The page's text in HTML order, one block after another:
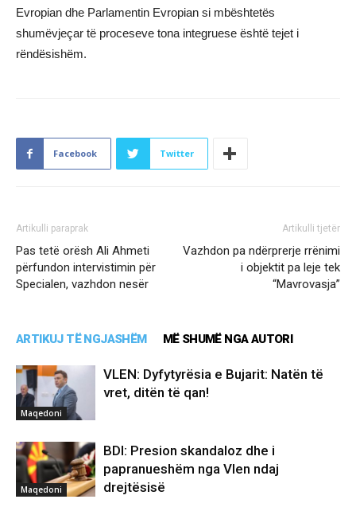
Evropian dhe Parlamentin Evropian si mbështetës
shumëvjeçar të proceseve tona integruese është tejet i
rëndësishëm.
Facebook Twitter
Artikulli paraprak
Pas tetë orësh Ali Ahmeti
përfundon intervistimin për
Specialen, vazhdon nesër
Artikulli tjetër
Vazhdon pa ndërprerje rrënimi
i objektit pa leje tek
“Mavrovasja”
ARTIKUJ TË NGJASHËM MË SHUMË NGA AUTORI
Maqedoni
VLEN: Dyfytyrësia e Bujarit: Natën të
vret, ditën të qan!
Maqedoni
BDI: Presion skandaloz dhe i
papranueshëm nga Vlen ndaj
drejtësisë